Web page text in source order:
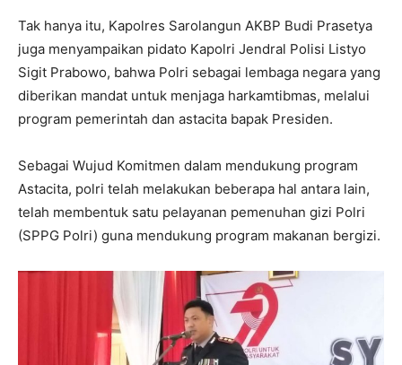
Tak hanya itu, Kapolres Sarolangun AKBP Budi Prasetya
juga menyampaikan pidato Kapolri Jendral Polisi Listyo
Sigit Prabowo, bahwa Polri sebagai lembaga negara yang
diberikan mandat untuk menjaga harkamtibmas, melalui
program pemerintah dan astacita bapak Presiden.
Sebagai Wujud Komitmen dalam mendukung program
Astacita, polri telah melakukan beberapa hal antara lain,
telah membentuk satu pelayanan pemenuhan gizi Polri
(SPPG Polri) guna mendukung program makanan bergizi.